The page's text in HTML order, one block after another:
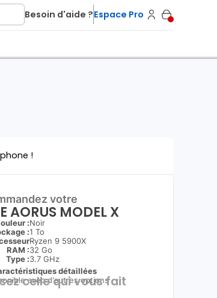
Besoin d'aide ?Espace Pro
!
votre
AORUS MODEL X
:Noir
:1 To
Ryzen 9 5900X
RAM :32 Go
Type :3.7 GHz
détaillées
avec d'autres options
celle qui vous fait